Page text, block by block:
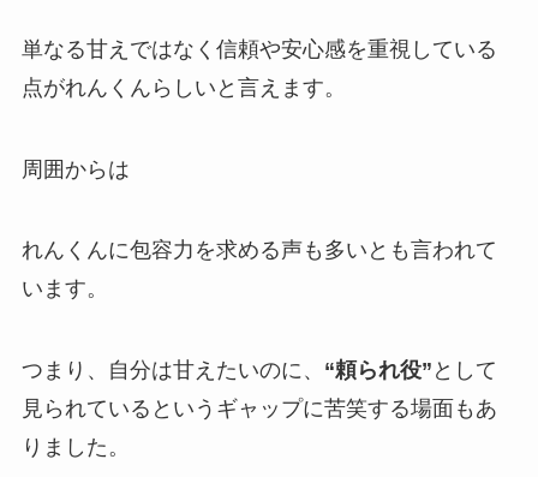
単なる甘えではなく信頼や安心感を重視している
点がれんくんらしいと言えます。
周囲からは
れんくんに包容力を求める声も多いとも言われて
います。
つまり、自分は甘えたいのに、 “頼られ役” として
見られているというギャップに苦笑する場面もあ
りました。